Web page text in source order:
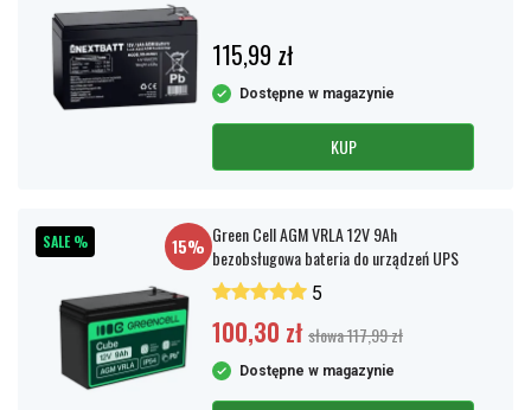
115,99 zł
Dostępne w magazynie
KUP
SALE % 15% Green Cell AGM VRLA 12V 9Ah
bezobsługowa bateria do urządzeń UPS
5
100,30 zł słowa 117,99 zł
Dostępne w magazynie